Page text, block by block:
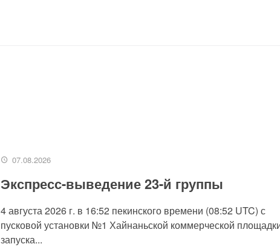
07.08.2026
Экспресс-выведение 23-й группы
4 августа 2026 г. в 16:52 пекинского времени (08:52 UTC) с
пусковой установки №1 Хайнаньской коммерческой
запуска...